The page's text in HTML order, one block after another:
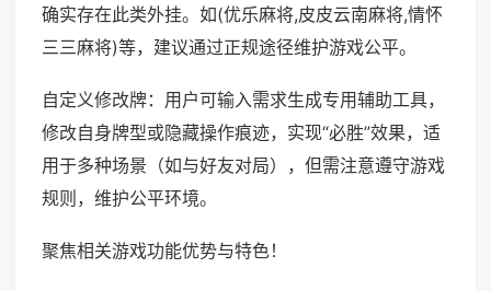
确实存在此类外挂。如(优乐麻将,皮皮云南麻将,情怀
三三麻将)等，建议通过正规途径维护游戏公平。
自定义修改牌：用户可输入需求生成专用辅助工具，
修改自身牌型或隐藏操作痕迹，实现“必胜”效果，适
用于多种场景（如与好友对局），但需注意遵守游戏
规则，维护公平环境。
聚焦相关游戏功能优势与特色！